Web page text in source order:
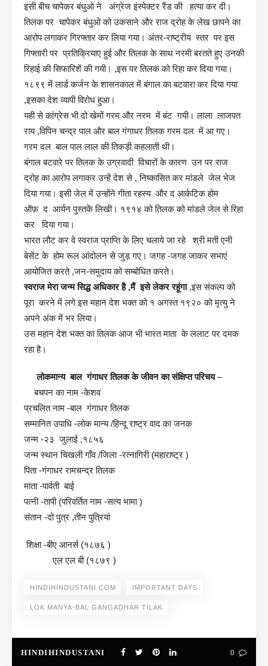
इसी बीच चापेकर बंधुओ ने अंग्रेज इंस्पेक्टर रैंड की हत्या कर दी।
तिलक पर चापेकर बंधुओ को उकसाने और राज द्रोह के लेख छापने का
आरोप लगाकर गिरफ्तार कर लिया गया। अंतर-राष्ट्रीय स्तर पर इस
गिफ्तारी पर प्रतिक्रियाए हुई और तिलक के साथ नरमी बरतते हुए उनकी
रिहाई की सिफारिशें की गयी। ,इस पर तिलक को रिहा कर दिया गया।
१८९९ में लार्ड कर्जन के शासनकाल में बंगाल का बटवारा कर दिया गया
,इसका देश व्यापी विरोध हुआ।
यही से कांग्रेस भी दो खेमों गरम और नरम में बंट गयी। लाला लाजपत
राय ,विपिन चन्द्र पाल और बाल गंगाधर तिलक गरम दल में आ गए।
गरम दल बाल पाल लाल की तिकड़ी कहलाती थी।
बंगाल बटवारे पर तिलक के उग्रवादी विचारों के कारण उन पर राज
द्रोह का आरोप लगाकर उन्हें देश से , निष्कासित कर मांडले जेल भेज
दिया गया। इसी जेल में उन्होंने गीता रहस्य और द आर्कटिक होम
ऑफ़ द आर्यन पुस्तकें लिखी। १९१४ को तिलक को मांडले जेल से रिहा
कर दिया गया।
भारत लौट कर वे स्वराज प्राप्ति के लिए चलाये जा रहे श्री मती एनी
बेसेंट के होम रूल आंदोलन से जुड़ गए। जगह -जगह जाकर सभाएं
आयोजित करते ,जन-समुदाय को सम्बोधित करते।
स्वराज मेरा जन्म सिद्ध अधिकार है ,मैं इसे लेकर रहूंगा,इस संकल्प को
पूरा करने में लगे इस महान देश भक्त को १ अगस्त १९२० को मृत्यु ने
अपने अंक में भर लिया।
उस महान देश भक्त का तिलक आज भी भारत माता के ललाट पर दमक
रहा है।
लोकमान्य बाल गंगाधर तिलक के जीवन का संक्षिप्त परिचय–
बचपन का नाम -केशव
प्रचलित नाम -बाल गंगाधर तिलक
सम्मानित उपाधि -लोक मान्य /हिन्दू राष्ट्र वाद का जनक
जन्म -२३ जुलाई ,१८५६
जन्म स्थान चिखली गाँव /जिला -रत्नागिरी (महाराष्ट्र )
पिता -गंगाधर रामचन्द्र तिलक
माता -पार्वती बाई
पत्नी -तापी (परिवर्तित नाम -सत्य भामा )
संतान -दो पुत्र ,तीन पुत्रियां
शिक्षा -बीए आनर्स (१८७६ )
एल एल बी (१८७९ )
HINDIHINDUSTANI.COM IMPORTANT DAYS
LOK MANYA-BAL GANGADHAR TILAK
HINDIHINDUSTANI 0